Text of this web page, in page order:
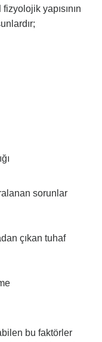
yapısının
sorunlar
çıkan tuhaf
bu faktörler